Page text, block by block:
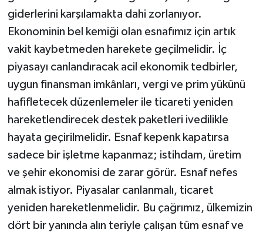
giderlerini karşılamakta dahi zorlanıyor.
Ekonominin bel kemiği olan esnafımız için artık
vakit kaybetmeden harekete geçilmelidir. İç
piyasayı canlandıracak acil ekonomik tedbirler,
uygun finansman imkânları, vergi ve prim yükünü
hafifletecek düzenlemeler ile ticareti yeniden
hareketlendirecek destek paketleri ivedilikle
hayata geçirilmelidir. Esnaf kepenk kapatırsa
sadece bir işletme kapanmaz; istihdam, üretim
ve şehir ekonomisi de zarar görür. Esnaf nefes
almak istiyor. Piyasalar canlanmalı, ticaret
yeniden hareketlenmelidir. Bu çağrımız, ülkemizin
dört bir yanında alın teriyle çalışan tüm esnaf ve